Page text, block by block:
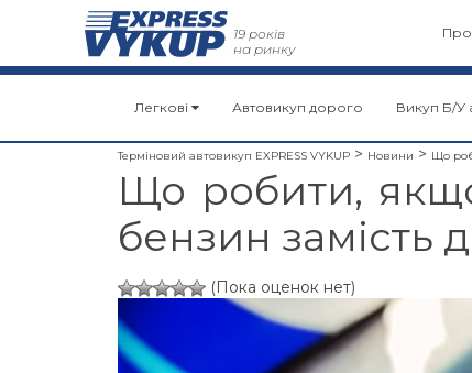
19 років
на ринку
Легкові Автовикуп дорого Викуп Б/У
Терміновий автовикуп EXPRESS VYKUP > Новини > Що
Що робити,
бензин замість
(Пока оценок нет)